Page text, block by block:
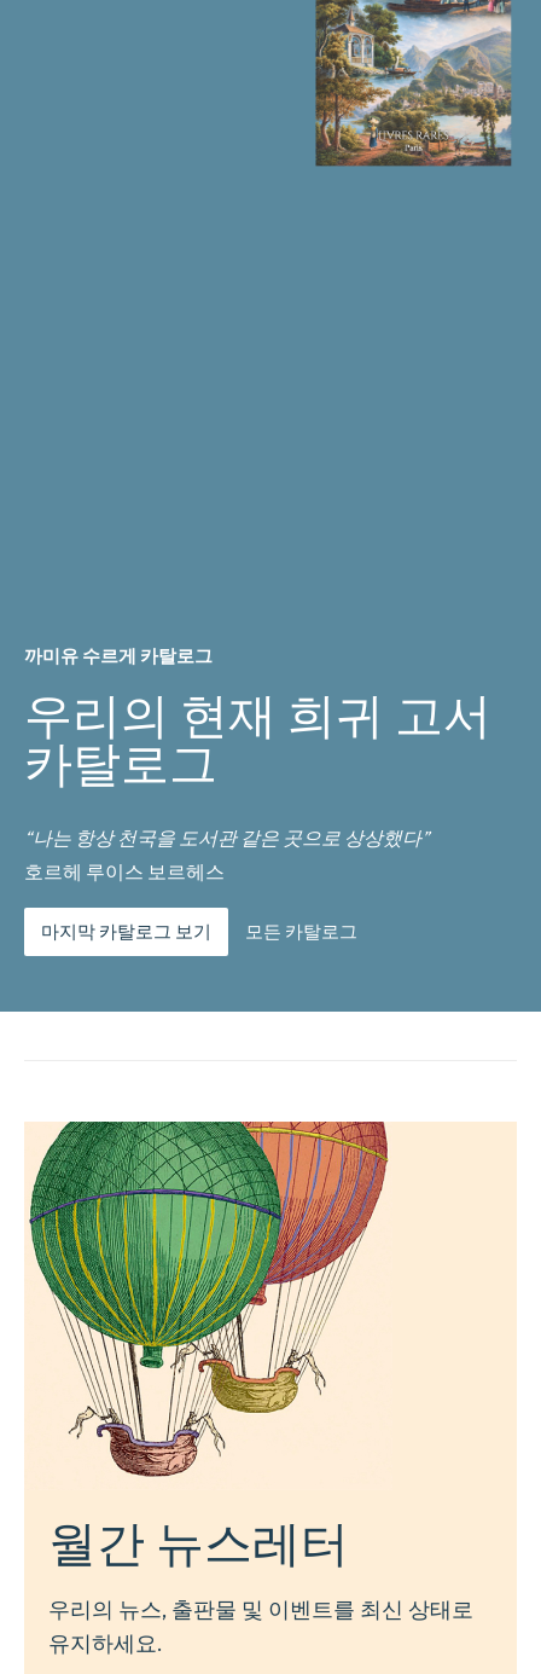
까미유 수르게 카탈로그
우리의 현재 희귀 고서
카탈로그
“나는 항상 천국을 도서관 같은 곳으로 상상했다”
호르헤 루이스 보르헤스
마지막 카탈로그 보기 모든 카탈로그
월간 뉴스레터
우리의 뉴스, 출판물 및 이벤트를 최신 상태로
유지하세요.